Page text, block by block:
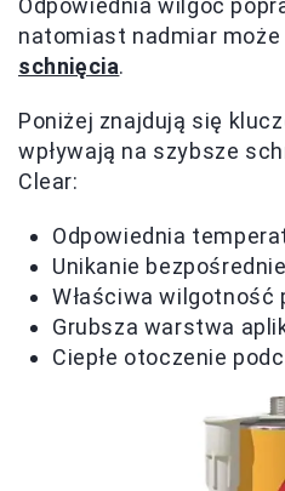
Odpowiednia wilgoć
natomiast nadmiar może
schnięcia.
Poniżej znajdują się
wpływają na szybsze
Clear:
Odpowiednia
Unikanie
Właściwa wilgotność
Grubsza warstwa
Ciepłe otoczenie